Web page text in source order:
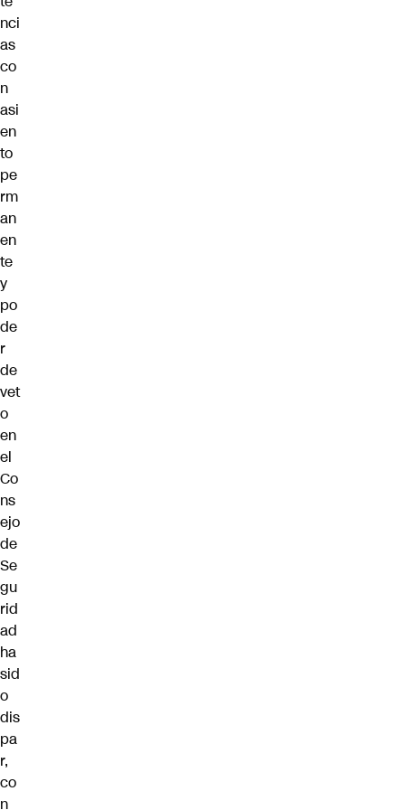
nci
as
co
n
asi
en
to
pe
rm
an
en
te
y
po
de
r
de
vet
o
en
el
Co
ns
ejo
de
Se
gu
rid
ad
ha
sid
o
dis
pa
r,
co
n